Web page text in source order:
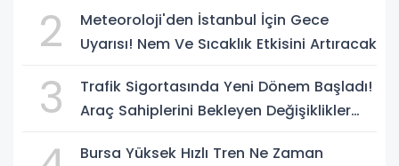
2
Meteoroloji'den İstanbul İçin Gece
Uyarısı! Nem Ve Sıcaklık Etkisini Artıracak
3
Trafik Sigortasında Yeni Dönem Başladı!
Araç Sahiplerini Bekleyen Değişiklikler
Bursa Yüksek Hızlı Tren Ne Zaman